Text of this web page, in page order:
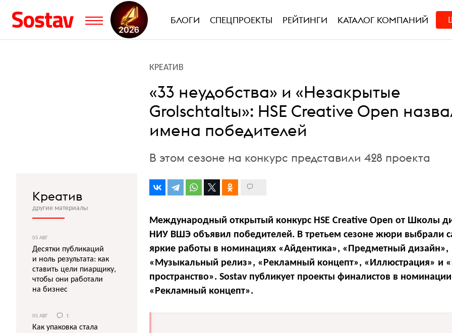
БЛОГИ СПЕЦПРОЕКТЫ РЕЙТИНГИ КАТАЛОГ КОМПАНИЙ
КРЕАТИВ
«33 неудобства» и «Незакрытые
Grolschtaltы»: HSE Creative Open
имена победителей
В этом сезоне на конкурс представили 428 проекта
Международный открытый конкурс HSE Creative Open от Школы
НИУ ВШЭ объявил победителей. В третьем сезоне жюри выбрали
яркие работы в номинациях «Айдентика», «Предметный дизайн»,
«Музыкальный релиз», «Рекламный концепт», «Иллюстрация» и
пространство». Sostav публикует проекты финалистов в номинации
«Рекламный концепт».
Креатив
другие материалы
05 АВГ
Десятки публикаций
и ноль результата: как
ставить цели пиарщику,
чтобы они работали
на бизнес
05 АВГ 1
Как упаковка стала